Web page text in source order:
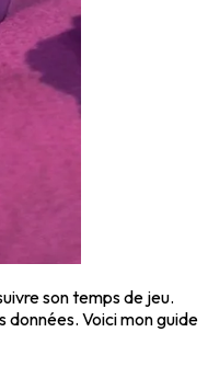
son temps de jeu.
données. Voici mon guide